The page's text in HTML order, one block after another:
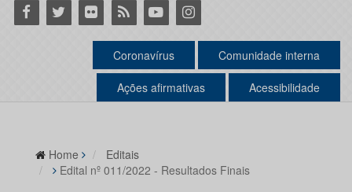
Facebook
Twitter Flickr RSS YoutubeInstagram
Coronavírus Comunidade interna
Ações afirmativas Acessibilidade
Home
Editais
Edital nº 011/2022 - Resultados Finais